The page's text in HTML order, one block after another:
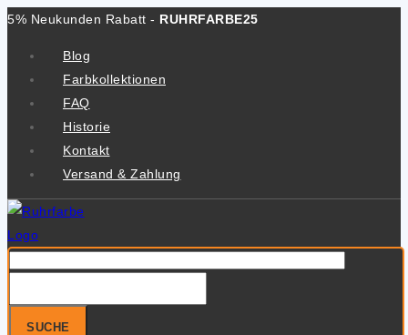
Zum
5% Neukunden Rabatt - RUHRFARBE25
Blog
Farbkollektionen
FAQ
Historie
Kontakt
Versand & Zahlung
nach:
SUCHE